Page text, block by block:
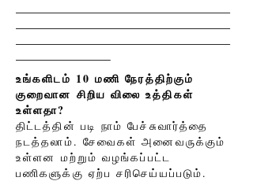
உங்களிடம் 10 மணி நேரத்திற்கும்
குறைவான சிறிய விலை உத்திகள்
உள்ளதா?
திட்டத்தின் படி நாம் பேச்சுவார்த்தை
நடத்தலாம். சேவைகள் அனைவருக்கும்
உள்ளன மற்றும் வழங்கப்பட்ட
பணிகளுக்கு ஏற்ப சரிசெய்யப்படும்.